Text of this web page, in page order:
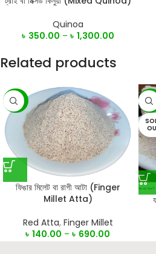
Quinoa
৳ 350.00 – ৳ 1,300.00
Related products
-23%
ফিঙার মিলেট বা রাগী আটা (Finger
Millet Atta)
Red Atta, Finger Millet
৳ 140.00 – ৳ 690.00
-10%